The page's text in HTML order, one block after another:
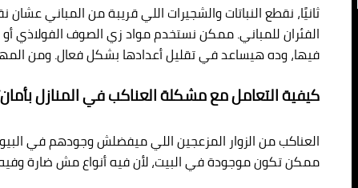
ثانيًا، نقطع النباتات والشجيرات اللي قريبة من
الفئران للمباني. ممكن نستخدم مواد زي الصوف الفولاذي
فيها، وده هيساعد في تقليل أعدادها بشكل فعال. ومن
كيفية التعامل مع مشكلة العناكب في المنازل
العناكب من الزوار المزعجين اللي ميفضلش وجودهم في
ممكن تكون موجودة في البيت، لأن فيه أنواع مش ضارة